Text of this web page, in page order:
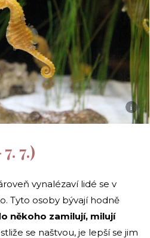
i
7. 7.)
vynalézaví lidé se v
Tyto osoby bývají hodně
někoho zamilují, milují
se naštvou, je lepší se jim